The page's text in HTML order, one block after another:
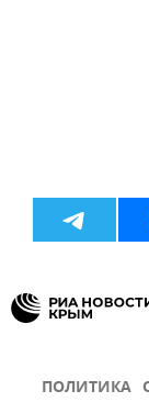
ПОЛИТИКА